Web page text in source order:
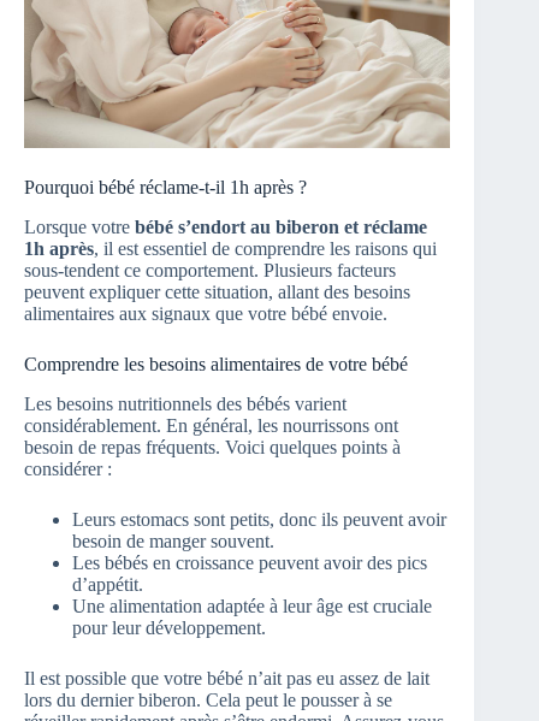
Pourquoi bébé réclame-t-il 1h après ?
Lorsque votre bébé s’endort au biberon et réclame
1h après, il est essentiel de comprendre les raisons qui
sous-tendent ce comportement. Plusieurs facteurs
peuvent expliquer cette situation, allant des besoins
alimentaires aux signaux que votre bébé envoie.
Comprendre les besoins alimentaires de votre bébé
Les besoins nutritionnels des bébés varient
considérablement. En général, les nourrissons ont
besoin de repas fréquents. Voici quelques points à
considérer :
Leurs estomacs sont petits, donc ils peuvent avoir
besoin de manger souvent.
Les bébés en croissance peuvent avoir des pics
d’appétit.
Une alimentation adaptée à leur âge est cruciale
pour leur développement.
Il est possible que votre bébé n’ait pas eu assez de lait
lors du dernier biberon. Cela peut le pousser à se